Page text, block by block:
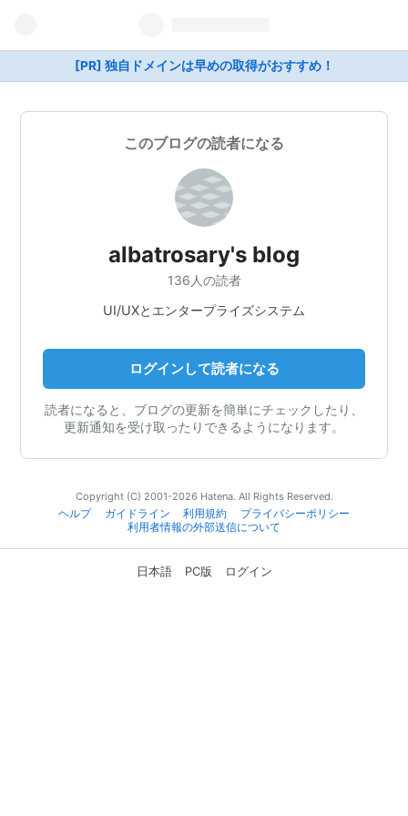
[PR] 独自ドメインは早めの取得がおすすめ！
このブログの読者になる
albatrosary's blog
136人の読者
UI/UXとエンタープライズシステム
ログインして読者になる
読者になると、ブログの更新を簡単にチェックしたり、
更新通知を受け取ったりできるようになります。
Copyright (C) 2001-2026 Hatena. All Rights Reserved.
ヘルプ
ガイドライン 利用規約
プライバシーポリシー
利用者情報の外部送信について
日本語 PC版 ログイン